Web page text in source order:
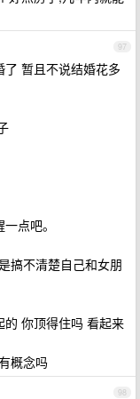
97
暂且不说结婚花多
点吧。
搞不清楚自己和女朋
的 你顶得住吗 看起来
概念吗
98